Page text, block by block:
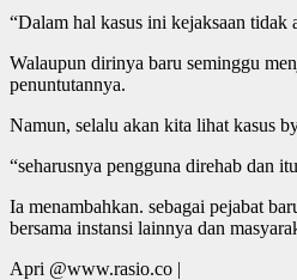
“Dalam hal kasus ini kejaksaan tidak
Walaupun dirinya baru seminggu
penuntutannya.
Namun, selalu akan kita lihat kasus
“seharusnya pengguna direhab dan
Ia menambahkan. sebagai pejabat
bersama instansi lainnya dan
Apri @www.rasio.co |